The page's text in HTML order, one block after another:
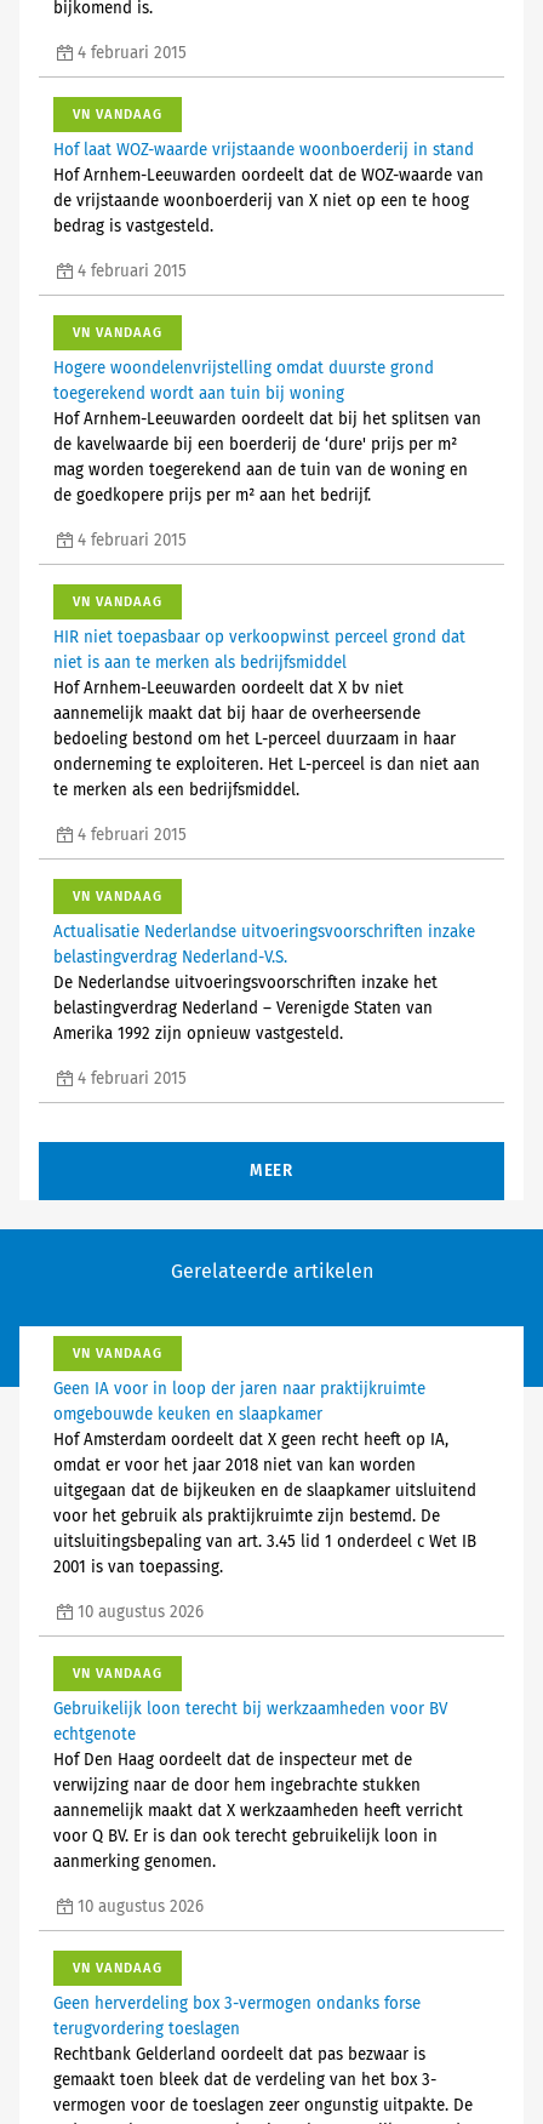
bijkomend is.
4 februari 2015
VN VANDAAG
Hof laat WOZ-waarde vrijstaande woonboerderij in stand
Hof Arnhem-Leeuwarden oordeelt dat de WOZ-waarde van
de vrijstaande woonboerderij van X niet op een te hoog
bedrag is vastgesteld.
4 februari 2015
VN VANDAAG
Hogere woondelenvrijstelling omdat duurste grond
toegerekend wordt aan tuin bij woning
Hof Arnhem-Leeuwarden oordeelt dat bij het splitsen van
de kavelwaarde bij een boerderij de ‘dure' prijs per m²
mag worden toegerekend aan de tuin van de woning en
de goedkopere prijs per m² aan het bedrijf.
4 februari 2015
VN VANDAAG
HIR niet toepasbaar op verkoopwinst perceel grond dat
niet is aan te merken als bedrijfsmiddel
Hof Arnhem-Leeuwarden oordeelt dat X bv niet
aannemelijk maakt dat bij haar de overheersende
bedoeling bestond om het L-perceel duurzaam in haar
onderneming te exploiteren. Het L-perceel is dan niet aan
te merken als een bedrijfsmiddel.
4 februari 2015
VN VANDAAG
Actualisatie Nederlandse uitvoeringsvoorschriften inzake
belastingverdrag Nederland-V.S.
De Nederlandse uitvoeringsvoorschriften inzake het
belastingverdrag Nederland – Verenigde Staten van
Amerika 1992 zijn opnieuw vastgesteld.
4 februari 2015
MEER
Gerelateerde artikelen
VN VANDAAG
Geen IA voor in loop der jaren naar praktijkruimte
omgebouwde keuken en slaapkamer
Hof Amsterdam oordeelt dat X geen recht heeft op IA,
omdat er voor het jaar 2018 niet van kan worden
uitgegaan dat de bijkeuken en de slaapkamer uitsluitend
voor het gebruik als praktijkruimte zijn bestemd. De
uitsluitingsbepaling van art. 3.45 lid 1 onderdeel c Wet IB
2001 is van toepassing.
10 augustus 2026
VN VANDAAG
Gebruikelijk loon terecht bij werkzaamheden voor BV
echtgenote
Hof Den Haag oordeelt dat de inspecteur met de
verwijzing naar de door hem ingebrachte stukken
aannemelijk maakt dat X werkzaamheden heeft verricht
voor Q BV. Er is dan ook terecht gebruikelijk loon in
aanmerking genomen.
10 augustus 2026
VN VANDAAG
Geen herverdeling box 3-vermogen ondanks forse
terugvordering toeslagen
Rechtbank Gelderland oordeelt dat pas bezwaar is
gemaakt toen bleek dat de verdeling van het box 3-
vermogen voor de toeslagen zeer ongunstig uitpakte. De